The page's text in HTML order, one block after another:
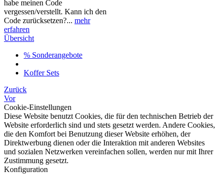
habe meinen Code
vergessen/verstellt. Kann ich den
Code zurücksetzen?... mehr
erfahren
Übersicht
% Sonderangebote
Koffer Sets
Zurück
Vor
Cookie-Einstellungen
Diese Website benutzt Cookies, die für den technischen Betrieb der
Website erforderlich sind und stets gesetzt werden. Andere Cookies,
die den Komfort bei Benutzung dieser Website erhöhen, der
Direktwerbung dienen oder die Interaktion mit anderen Websites
und sozialen Netzwerken vereinfachen sollen, werden nur mit Ihrer
Zustimmung gesetzt.
Konfiguration